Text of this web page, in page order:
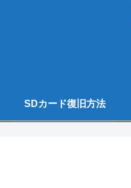
SDカード復旧方法